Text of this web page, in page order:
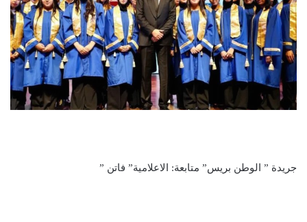
جريدة ” الوطن بريس” متابعة: الاعلامية” فاتن ”